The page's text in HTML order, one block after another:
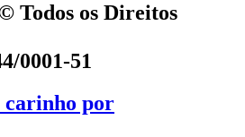
Todos os Direitos
0001-51
carinho por